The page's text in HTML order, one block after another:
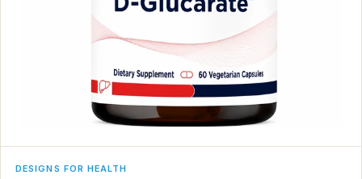
DESIGNS FOR HEALTH